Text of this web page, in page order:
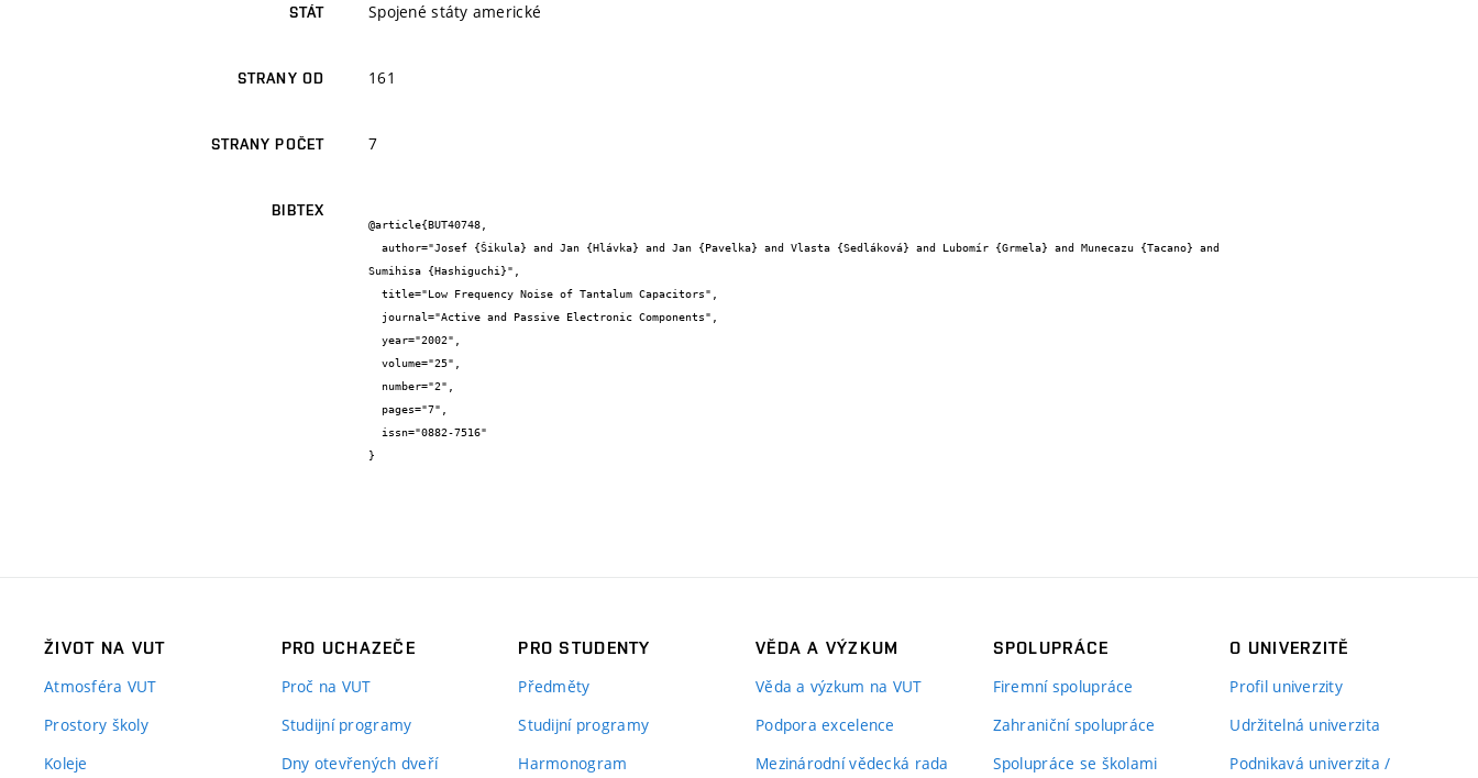
STÁT Spojené státy americké
STRANY OD 161
STRANY POČET 7
BIBTEX
@article{BUT40748,
Sumihisa {Hashiguchi}",
}
ŽIVOT NA VUT
Atmosféra VUT
Prostory školy
Koleje
PRO UCHAZEČE
Proč na VUT
Studijní programy
Dny otevřených dveří
PRO STUDENTY
Předměty
Studijní programy
Harmonogram
VĚDA A VÝZKUM
Věda a výzkum na VUT
Podpora excelence
Mezinárodní vědecká rada
SPOLUPRÁCE
Firemní spolupráce
Zahraniční spolupráce
Spolupráce se školami
O UNIVERZITĚ
Profil univerzity
Udržitelná univerzita
Podnikavá univerzita /